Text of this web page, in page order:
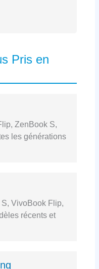
Pris en
ZenBook S,
les générations
VivoBook Flip,
récents et